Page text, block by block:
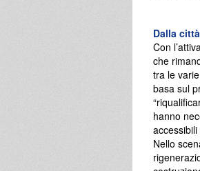
Dalla
Con
che
tra le
basa sul
hanno
Nello